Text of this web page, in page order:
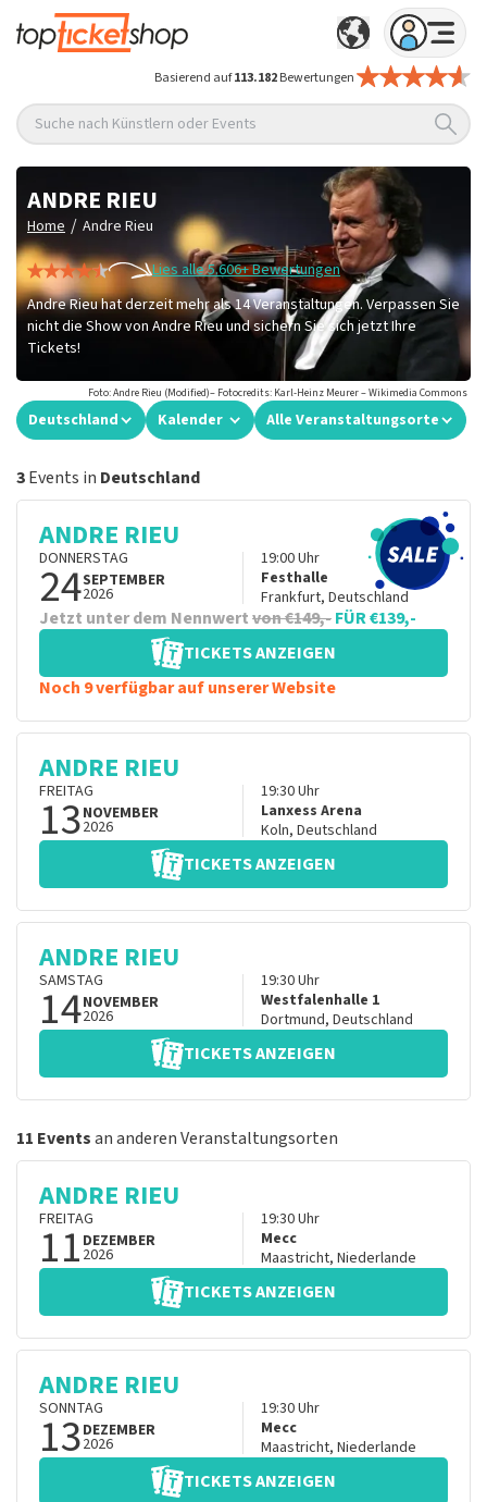
Basierend auf113.182Bewertungen
Suche nach Künstlern oder Events
ANDRE RIEU
Home / Andre Rieu
Lies alle 5.606+ Bewertungen
Andre Rieu hat derzeit mehr als 14 Veranstaltungen. Verpassen Sie
nicht die Show von Andre Rieu und sichern Sie sich jetzt Ihre
Tickets!
Foto: Andre Rieu (Modified)– Fotocredits: Karl-Heinz Meurer – Wikimedia Commons
Deutschland Kalender Alle Veranstaltungsorte
3Events in Deutschland
ANDRE RIEU
DONNERSTAG
24SEPTEMBER
2026
19:00Uhr
Festhalle
Frankfurt, Deutschland
Jetzt unter dem Nennwertvon €149,-FÜR €139,-
TICKETS ANZEIGEN
Noch 9 verfügbar auf unserer Website
ANDRE RIEU
FREITAG
13NOVEMBER
2026
19:30Uhr
Lanxess Arena
Koln, Deutschland
TICKETS ANZEIGEN
ANDRE RIEU
SAMSTAG
14NOVEMBER
2026
19:30Uhr
Westfalenhalle 1
Dortmund, Deutschland
TICKETS ANZEIGEN
11 Eventsan anderen Veranstaltungsorten
ANDRE RIEU
FREITAG
11 DEZEMBER
2026
19:30Uhr
Mecc
Maastricht, Niederlande
TICKETS ANZEIGEN
ANDRE RIEU
SONNTAG
13DEZEMBER
2026
19:30Uhr
Mecc
Maastricht, Niederlande
TICKETS ANZEIGEN